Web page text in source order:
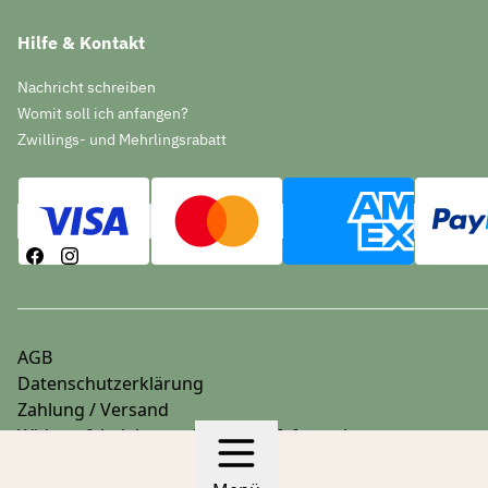
Hilfe & Kontakt
Nachricht schreiben
Womit soll ich anfangen?
Zwillings- und Mehrlingsrabatt
AGB
Datenschutzerklärung
Zahlung / Versand
Widerrufsbelehrung & Widerrufsformular